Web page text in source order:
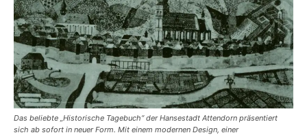
Das beliebte „Historische Tagebuch“ der Hansestadt Attendorn präsentiert
sich ab sofort in neuer Form. Mit einem modernen Design, einer